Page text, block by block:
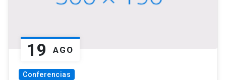
19 AGO
Conferencias